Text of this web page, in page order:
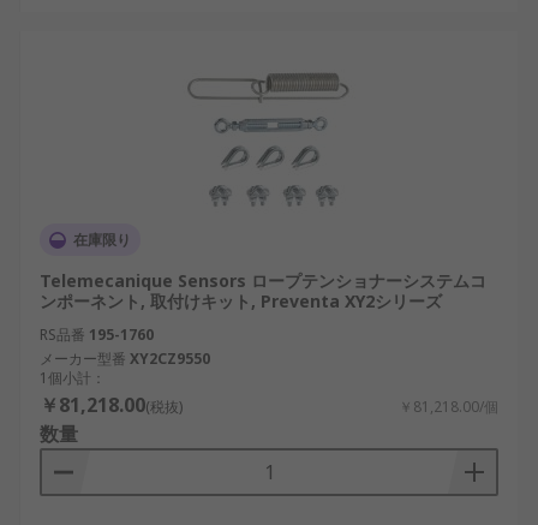
在庫限り
Telemecanique Sensors ロープテンショナーシステムコ
ンポーネント, 取付けキット, Preventa XY2シリーズ
RS品番 195-1760
メーカー型番 XY2CZ9550
1個小計：
￥81,218.00(税抜) ￥81,218.00/個
数量